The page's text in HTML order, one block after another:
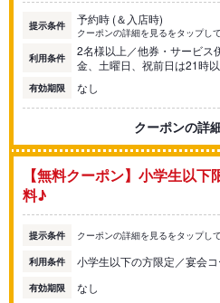
提示条件 予約時 (＆入店時)
クーポンの詳細を見るをタップし
利用条件
2名様以上／他券・サービス
金、土曜日、祝前日は21時
有効期限 なし
クーポンの詳
【無料クーポン】小学生以
料♪
提示条件 クーポンの詳細を見るをタップし
利用条件 小学生以下の方限定／宴会
有効期限 なし